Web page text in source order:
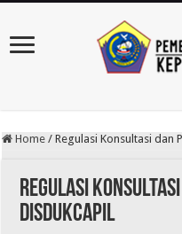
Home / Regulasi Konsultasi dan
Regulasi Konsultasi
Disdukcapil